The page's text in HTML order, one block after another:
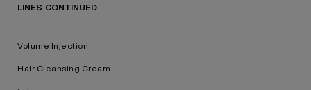
LINES CONTINUED
Volume Injection
Hair Cleansing Cream